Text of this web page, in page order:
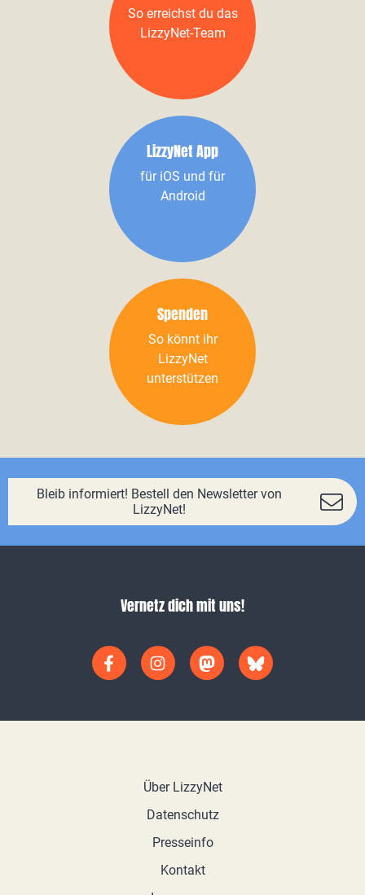
So erreichst du das
LizzyNet-Team
LizzyNet App
für iOS und für
Android
Spenden
So könnt ihr
LizzyNet
unterstützen
Bleib informiert! Bestell den Newsletter von
LizzyNet!
Vernetz dich mit uns!
Über LizzyNet
Datenschutz
Presseinfo
Kontakt